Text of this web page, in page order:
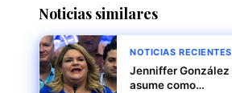
Noticias similares
NOTICIAS RECIENTES
Jenniffer González
asume como